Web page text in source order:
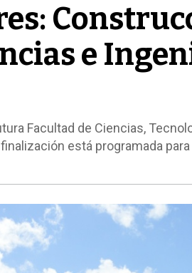
e
Facultad de Ciencias,
está programada